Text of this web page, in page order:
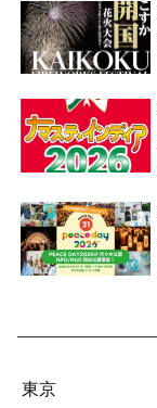
東京